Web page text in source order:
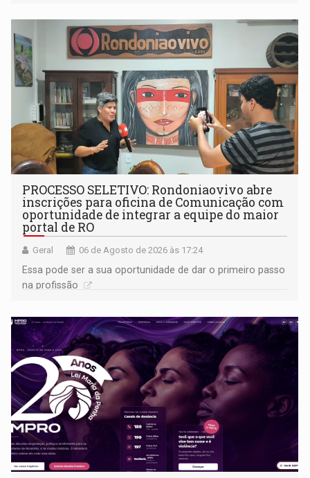
PROCESSO SELETIVO: Rondoniaovivo abre
inscrições para oficina de Comunicação com
oportunidade de integrar a equipe do maior
portal de RO
Geral 06 de Agosto de 2026 às 17:24
Essa pode ser a sua oportunidade de dar o primeiro passo
na profissão